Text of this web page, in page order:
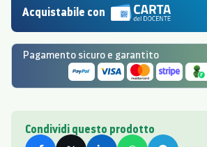
Acquistabile con
Pagamento sicuro e garantito
Condividi questo prodotto